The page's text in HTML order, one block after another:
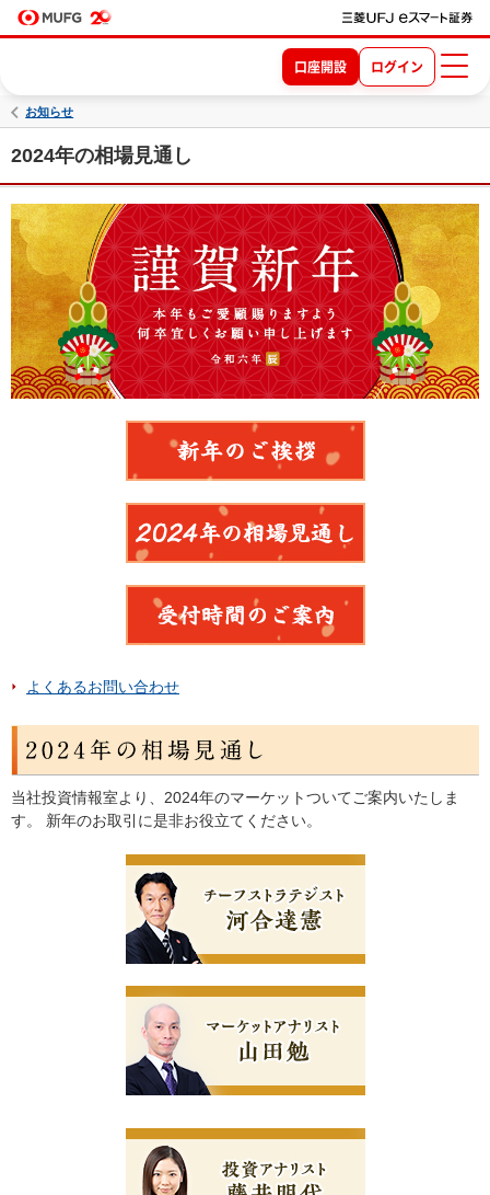
口座開設 ログイン
お知らせ
2024年の相場見通し
よくあるお問い合わせ
当社投資情報室より、2024年のマーケットついてご案内いたしま
す。 新年のお取引に是非お役立てください。